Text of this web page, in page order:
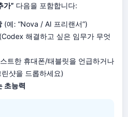
가” 다음을 포함합니다:
(예: “Nova / AI 프리랜서”)
(Codex 해결하고 싶은 임무가 무엇
트한 휴대폰/태블릿을 언급하거나
샷을 드롭하세요)
초능력